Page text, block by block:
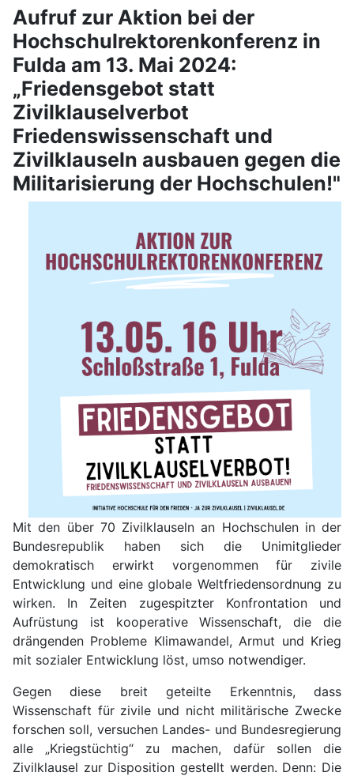
Aufruf zur Aktion bei der
Hochschulrektorenkonferenz in
Fulda am 13. Mai 2024:
„Friedensgebot statt
Zivilklauselverbot
Friedenswissenschaft und
Zivilklauseln ausbauen gegen die
Militarisierung der Hochschulen!"
Mit den über 70 Zivilklauseln an Hochschulen in der
Bundesrepublik haben sich die Unimitglieder
demokratisch erwirkt vorgenommen für zivile
Entwicklung und eine globale Weltfriedensordnung zu
wirken. In Zeiten zugespitzter Konfrontation und
Aufrüstung ist kooperative Wissenschaft, die die
drängenden Probleme Klimawandel, Armut und Krieg
mit sozialer Entwicklung löst, umso notwendiger.
Gegen diese breit geteilte Erkenntnis, dass
Wissenschaft für zivile und nicht militärische Zwecke
forschen soll, versuchen Landes- und Bundesregierung
alle „Kriegstüchtig“ zu machen, dafür sollen die
Zivilklausel zur Disposition gestellt werden. Denn: Die